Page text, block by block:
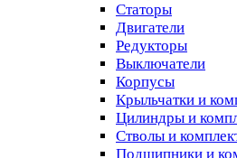
Статоры
Двигатели
Редукторы
Выключатели
Корпусы
Крыльчатки и
Цилиндры и
Стволы и
Подшипники и